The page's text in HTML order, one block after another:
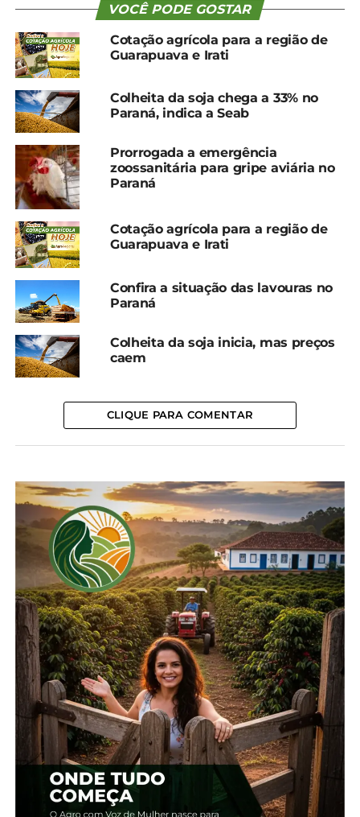
2025, a Europa irá restringir a entrada de uma série
prazo nacional para que os produtores se adequem
à rastreabilidade é de oito anos (dois ciclos
antecipem o prazo.
melhor e nos preparar, mas sempre escutado o
produtor para tomar as decisões”, pontuou o
presidente da CT de Bovinocultura de Corte do
Sistema FAEP, Rodolpho Botelho, que também
preside o Sindicato Rural de Guarapuava.
Segundo o secretário estadual da Agricultura e
Abastecimento (Seab), Natalino Avance de Souza,
também presente na reunião, “a questão da
programa Pecuária Moderna”.
Da esq. para dir., Otamir Martins (Adapar), Ágide Eduardo
Meneguette (Sistema FAEP), Rodolpho Botelho (CT
Bovinocultura de Corte) e Natalino de Souza (Seab)
Revitalização
Outro ponto da reunião envolveu a requalificação
da pecuária de corte paranaense por meio do
programa Pecuária Moderna, que passa por uma
reformulação para atualizar suas ações. Lançado
em 2015, esse programa fomenta a produção de
carne de qualidade no Estado, busca de mercados
VOCÊ PODE GOSTAR
Cotação agrícola para a região de
Guarapuava e Irati
Colheita da soja chega a 33% no
Paraná, indica a Seab
Prorrogada a emergência
zoossanitária para gripe aviária no
Paraná
Cotação agrícola para a região de
Guarapuava e Irati
Confira a situação das lavouras no
Paraná
Colheita da soja inicia, mas preços
caem
CLIQUE PARA COMENTAR